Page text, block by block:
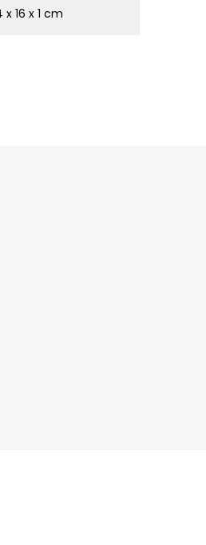
x 16 x 1 cm